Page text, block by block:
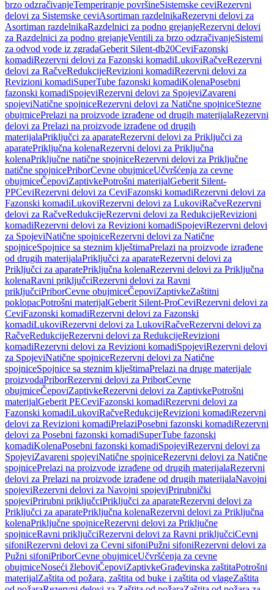
brzo odzračivanjeTemperiranje površineSistemske ceviRezervni
delovi za Sistemske ceviAsortiman razdelnikaRezervni delovi za
Asortiman razdelnikaRazdelnici za podno grejanjeRezervni delovi
za Razdelnici za podno grejanjeVentili za brzo odzračivanjeSistemi
za odvod vode iz zgradaGeberit Silent-db20CeviFazonski
komadiRezervni delovi za Fazonski komadiLukoviRačveRezervni
delovi za RačveRedukcijeRevizioni komadiRezervni delovi za
Revizioni komadiSuperTube fazonski komadiKolenaPosebni
fazonski komadiSpojeviRezervni delovi za SpojeviZavareni
spojeviNatične spojniceRezervni delovi za Natične spojniceStezne
obujmicePrelazi na proizvode izrađene od drugih materijalaRezervni
delovi za Prelazi na proizvode izrađene od drugih
materijalaPriključci za aparateRezervni delovi za Priključci za
aparatePriključna kolenaRezervni delovi za Priključna
kolenaPriključne natične spojniceRezervni delovi za Priključne
natične spojnicePriborCevne obujmiceUčvršćenja za cevne
obujmiceČepoviZaptivkePotrošni materijalGeberit Silent-
PPCeviRezervni delovi za CeviFazonski komadiRezervni delovi za
Fazonski komadiLukoviRezervni delovi za LukoviRačveRezervni
delovi za RačveRedukcijeRezervni delovi za RedukcijeRevizioni
komadiRezervni delovi za Revizioni komadiSpojeviRezervni delovi
za SpojeviNatične spojniceRezervni delovi za Natične
spojniceSpojnice sa steznim klještimaPrelazi na proizvode izrađene
od drugih materijalaPriključci za aparateRezervni delovi za
Priključci za aparatePriključna kolenaRezervni delovi za Priključna
kolenaRavni priključciRezervni delovi za Ravni
priključciPriborCevne obujmiceČepoviZaptivkeZaštitni
poklopacPotrošni materijalGeberit Silent-ProCeviRezervni delovi za
CeviFazonski komadiRezervni delovi za Fazonski
komadiLukoviRezervni delovi za LukoviRačveRezervni delovi za
RačveRedukcijeRezervni delovi za RedukcijeRevizioni
komadiRezervni delovi za Revizioni komadiSpojeviRezervni delovi
za SpojeviNatične spojniceRezervni delovi za Natične
spojniceSpojnice sa steznim klještimaPrelazi na druge materijale
proizvodaPriborRezervni delovi za PriborCevne
obujmiceČepoviZaptivkeRezervni delovi za ZaptivkePotrošni
materijalGeberit PECeviFazonski komadiRezervni delovi za
Fazonski komadiLukoviRačveRedukcijeRevizioni komadiRezervni
delovi za Revizioni komadiPrelaziPosebni fazonski komadiRezervni
delovi za Posebni fazonski komadiSuperTube fazonski
komadiKolenaPosebni fazonski komadiSpojeviRezervni delovi za
SpojeviZavareni spojeviNatične spojniceRezervni delovi za Natične
spojnicePrelazi na proizvode izrađene od drugih materijalaRezervni
delovi za Prelazi na proizvode izrađene od drugih materijalaNavojni
spojeviRezervni delovi za Navojni spojeviPrirubnički
spojeviPrirubni priključciPriključci za aparateRezervni delovi za
Priključci za aparatePriključna kolenaRezervni delovi za Priključna
kolenaPriključne spojniceRezervni delovi za Priključne
spojniceRavni priključciRezervni delovi za Ravni priključciCevni
sifoniRezervni delovi za Cevni sifoniPužni sifoniRezervni delovi za
Pužni sifoniPriborCevne obujmiceUčvršćenja za cevne
obujmiceNoseći žleboviČepoviZaptivkeGrađevinska zaštitaPotrošni
materijalZaštita od požara, zaštita od buke i zaštita od vlageZaštita